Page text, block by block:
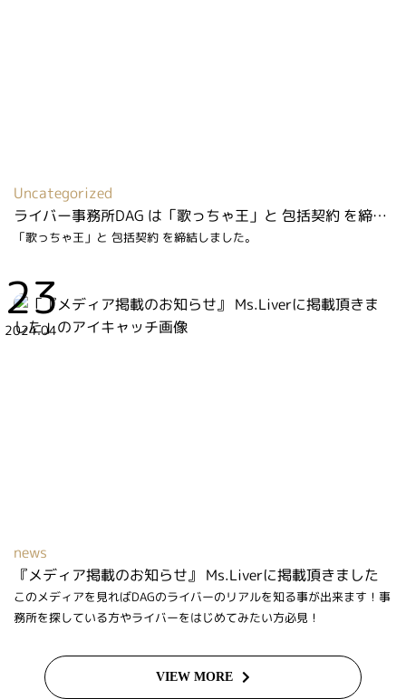
Uncategorized
ライバー事務所DAG は「歌っちゃ王」と 包括契約 を締結しました
「歌っちゃ王」と 包括契約 を締結しました。
23
2024.04
news
『メディア掲載のお知らせ』 Ms.Liverに掲載頂きました
このメディアを見ればDAGのライバーのリアルを知る事が出来ます！事
務所を探している方やライバーをはじめてみたい方必見！
VIEW MORE